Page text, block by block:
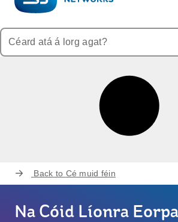
Back to Cé muid féin
Na Cóid Líonra